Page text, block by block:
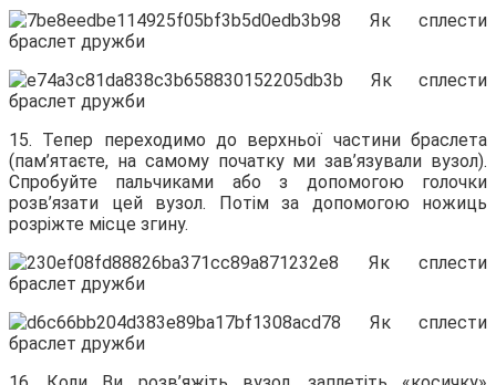
15. Тепер переходимо до верхньої частини браслета
(пам’ятаєте, на самому початку ми зав’язували вузол).
Спробуйте пальчиками або з допомогою голочки
розв’язати цей вузол. Потім за допомогою ножиць
розріжте місце згину.